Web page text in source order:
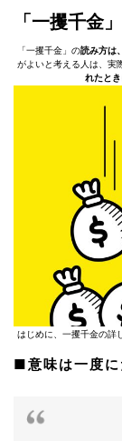
「一攫千金
「一攫千金」の読み方は
がよいと考える人は、実
れたと
はじめに、一攫千金の詳
■意味は一度に